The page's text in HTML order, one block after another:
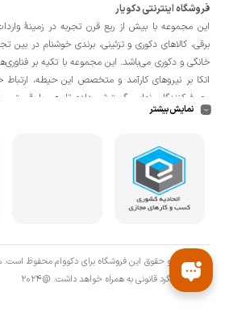
فروشگاه اینترنتی دکویار
این مجموعه با بيش از ربع قرن تجربه در زمينۀ
برقی، کالاهای دکوری و تزئینی، برندی خوشنام در بين
خانگی و دکوری می‌باشد. این مجموعه با تكيه بر
اتکا بر نيروهای كارآمد و متخصص اين حيطه، ارتباط
مصرف‌كنندگان نهايی گسترش داده تا هم با قيمتی
خدماتی گسترده‌تر و كيفی‌تر در خدمت هموطنان عزیز
کالا از انبار تنها در صورت ثبت سفارش قبلی از طریق
نمایش بیشتر
تمامی حق و حقوق اين فروشگاه برای دکووام محفوظ است.
اقتصادی پیگرد قانونی به همراه خواهد داشت. @2024